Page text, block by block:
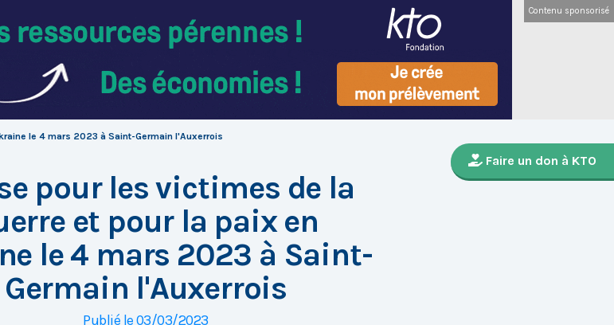
Contenu sponsorisé
le 4 mars 2023 à Saint-Germain l'Auxerrois
Faire un don à KTO
pour les victimes de la
et pour la paix en
le 4 mars 2023 à Saint-
Germain l'Auxerrois
Publié le 03/03/2023